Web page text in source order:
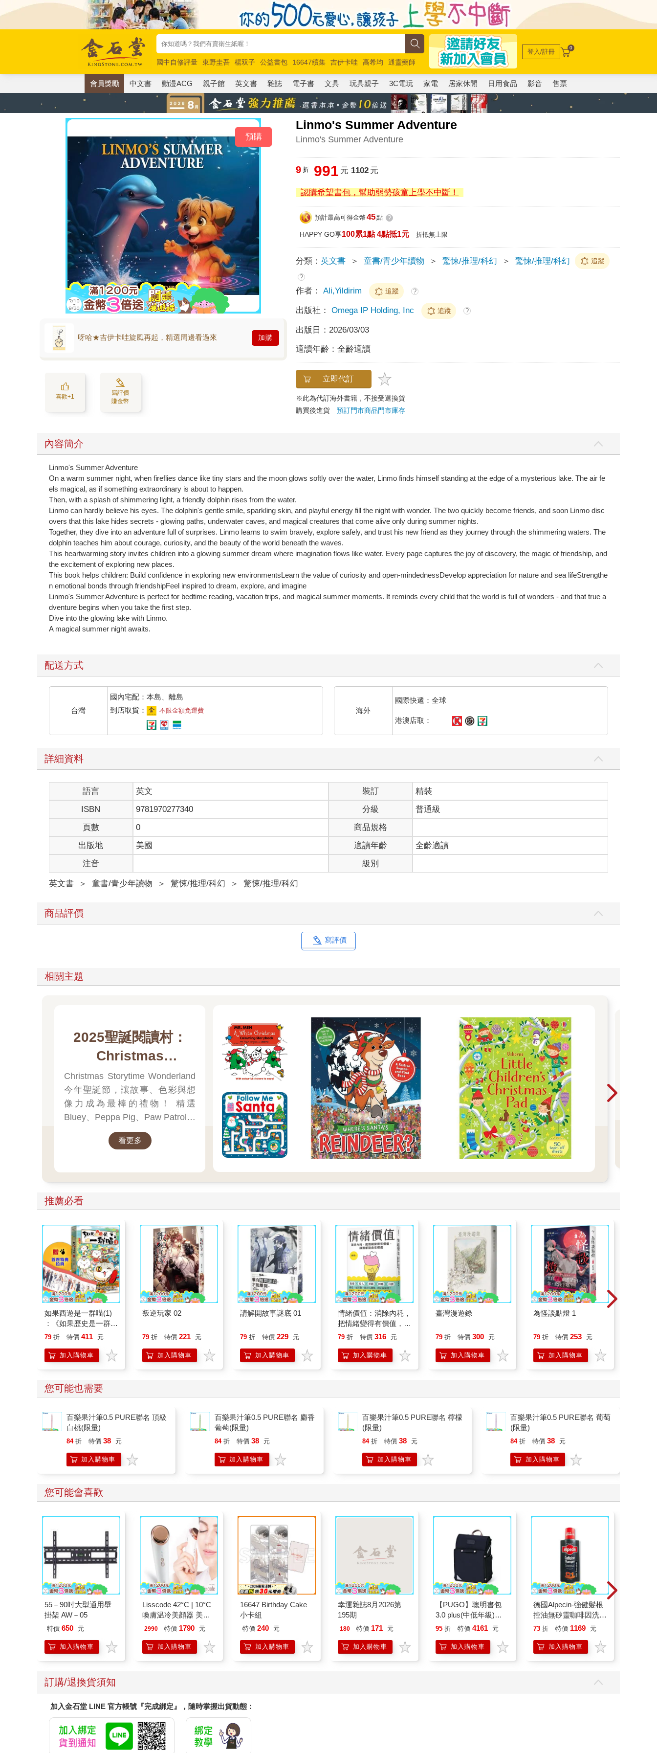
國中自修評量 東野圭吾 楊双子 公益書包 16647續集 吉伊卡哇 高希均
通靈藥師
唯紅花綻放
奧德賽 路邊攤新作 馬斯克 玩具總動員5 超慢跑
登入/註冊 0
會員獎勵 中文書 動漫ACG 親子館 英文書 雜誌 電子書 文具 玩具親子 3C電玩 家電 居家休閒 日用食品 影音 售票
Linmo's Summer Adventure
Linmo's Summer Adventure
預購
呀哈★吉伊卡哇旋風再起，精選周邊看過來 加購
喜歡+1
寫評價
賺金幣
9 折 991 元 1102元
認購希望書包，幫助弱勢孩童上學不中斷！
預計最高可得金幣 45點 ?
HAPPY GO享100累1點 4點抵1元 折抵無上限
分類：英文書 ＞ 童書/青少年讀物 ＞ 驚悚/推理/科幻 ＞ 驚悚/推理/科幻 追蹤
?
作者： Ali,Yildirim 追蹤 ?
出版社： Omega IP Holding, Inc 追蹤 ?
出版日： 2026/03/03
適讀年齡：全齡適讀
立即代訂
※此為代訂海外書籍，不接受退換貨
購買後進貨預訂門市商品門市庫存
內容簡介
Linmo's Summer Adventure
On a warm summer night, when fireflies dance like tiny stars and the moon glows softly over the water, Linmo finds himself standing at the edge of a mysterious lake. The air fe
els magical, as if something extraordinary is about to happen.
Then, with a splash of shimmering light, a friendly dolphin rises from the water.
Linmo can hardly believe his eyes. The dolphin's gentle smile, sparkling skin, and playful energy fill the night with wonder. The two quickly become friends, and soon Linmo disc
overs that this lake hides secrets - glowing paths, underwater caves, and magical creatures that come alive only during summer nights.
Together, they dive into an adventure full of surprises. Linmo learns to swim bravely, explore safely, and trust his new friend as they journey through the shimmering waters. The
dolphin teaches him about courage, curiosity, and the beauty of the world beneath the waves.
This heartwarming story invites children into a glowing summer dream where imagination flows like water. Every page captures the joy of discovery, the magic of friendship, and
the excitement of exploring new places.
This book helps children: Build confidence in exploring new environmentsLearn the value of curiosity and open-mindednessDevelop appreciation for nature and sea lifeStrengthe
n emotional bonds through friendshipFeel inspired to dream, explore, and imagine
Linmo's Summer Adventure is perfect for bedtime reading, vacation trips, and magical summer moments. It reminds every child that the world is full of wonders - and that true a
dventure begins when you take the first step.
Dive into the glowing lake with Linmo.
A magical summer night awaits.
配送方式
台灣
國內宅配：本島、離島
到店取貨：
不限金額免運費 海外
國際快遞：全球
港澳店取：
詳細資料
語言 英文 裝訂
精裝
ISBN
9781970277340 分級
普通級
頁數
0
商品規格
出版地
美國 適讀年齡
全齡適讀
注音
級別
英文書 ＞ 童書/青少年讀物 ＞ 驚悚/推理/科幻 ＞ 驚悚/推理/科幻
商品評價
寫評價
相關主題
2025聖誕閱讀村：
Christmas
Storytime
Wonderland
Christmas Storytime Wonderland
今年聖誕節，讓故事、色彩與想
像力成為最棒的禮物！ 精選
Bluey、Peppa Pig、Paw Patrol、
迪士尼、尋找威力等經典角色的
聖誕繪本與倒數日曆， 從閱讀、
一起倒數歡樂的 25 天。 打開每一
頁、每一扇小門，都是滿滿的驚
喜與節慶溫度， Read it, Play it,
Feel the Christmas Magic！ 即日
起~2026/1/5參展商品好康79折~~
看更多
推薦必看
如果西遊是一群喵(1)
：《如果歷史是一群
喵》作者最新力作，附
79 折 特價 411 元
加入購物車
叛逆玩家 02
79 折 特價 221 元
加入購物車
請解開故事謎底 01
79 折 特價 229 元
加入購物車
情緒價值：消除內耗，
把情緒變得有價值，跟
誰都能自在相處
79 折 特價 316 元
加入購物車
臺灣漫遊錄
79 折 特價 300 元
加入購物車
為怪談點燈 1
79 折 特價 253 元
加入購物車
您可能也需要
百樂果汁筆0.5 PURE聯名 頂級
白桃(限量)
84 折 特價 38 元
加入購物車
百樂果汁筆0.5 PURE聯名 麝香
葡萄(限量)
84 折 特價 38 元
加入購物車
百樂果汁筆0.5 PURE聯名 檸檬
(限量)
84 折 特價 38 元
加入購物車
百樂果汁筆0.5 PURE聯名 葡萄
(限量)
84 折 特價 38 元
加入購物車
您可能會喜歡
55－90吋大型通用壁
掛架 AW－05
特價 650 元
加入購物車
Lisscode 42°C | 10°C
喚膚温冷美顔器 美膚
儀
2990 特價 1790 元
加入購物車
16647 Birthday Cake
小卡組
特價 240 元
加入購物車
幸運雜誌8月2026第
195期
180 特價 171 元
加入購物車
【PUGO】聰明書包
3.0 plus(中低年級)酷
黑 全新進化玩美上市
95 折 特價 4161 元
加入購物車
德國Alpecin-強健髮根
控油無矽靈咖啡因洗髮
凝露375ml/瓶-C1強健
調理頭皮洗髮液/0矽靈
滋潤洗頭髮水/一般髮
73 折 特價 1169 元
加入購物車
訂購/退換貨須知
加入金石堂 LINE 官方帳號『完成綁定』，隨時掌握出貨動態：